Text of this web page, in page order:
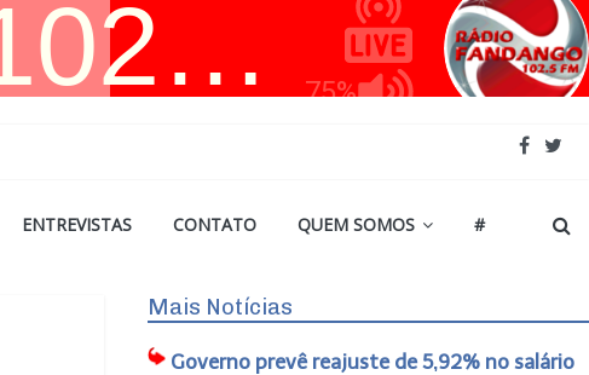
ENTREVISTAS CONTATO QUEM SOMOS #
Mais Notícias
Governo prevê reajuste de 5,92% no salário